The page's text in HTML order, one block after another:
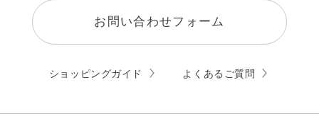
お問い合わせフォーム
ショッピングガイド よくあるご質問